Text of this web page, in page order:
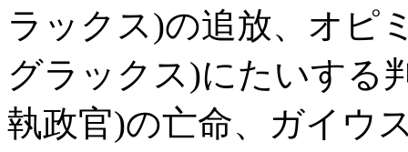
ラックス)の追放、オピ
グラックス)にたいする
執政官)の亡命、ガイウ